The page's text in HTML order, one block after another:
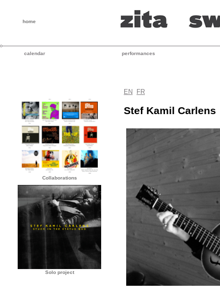
home
calendar performances
Collaborations
Solo project
EN FR
Stef Kamil Carlens